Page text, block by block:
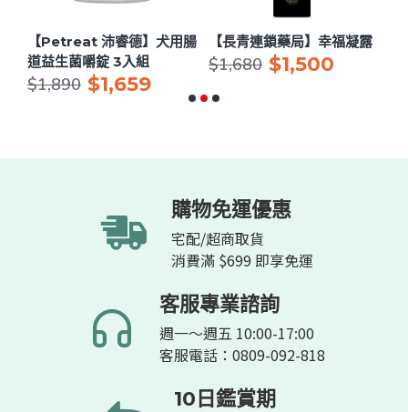
【Petreat 沛睿德】犬用腸
道益生菌嚼錠 3入組
$1,659
$1,890
【長青連鎖藥局】幸福凝露
$1,500
$1,680
購物免運優惠
宅配/超商取貨
消費滿 $699 即享免運
客服專業諮詢
週一～週五 10:00-17:00
客服電話：0809-092-818
10日鑑賞期